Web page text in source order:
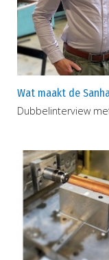
Wat maakt de
Dubbelinterview